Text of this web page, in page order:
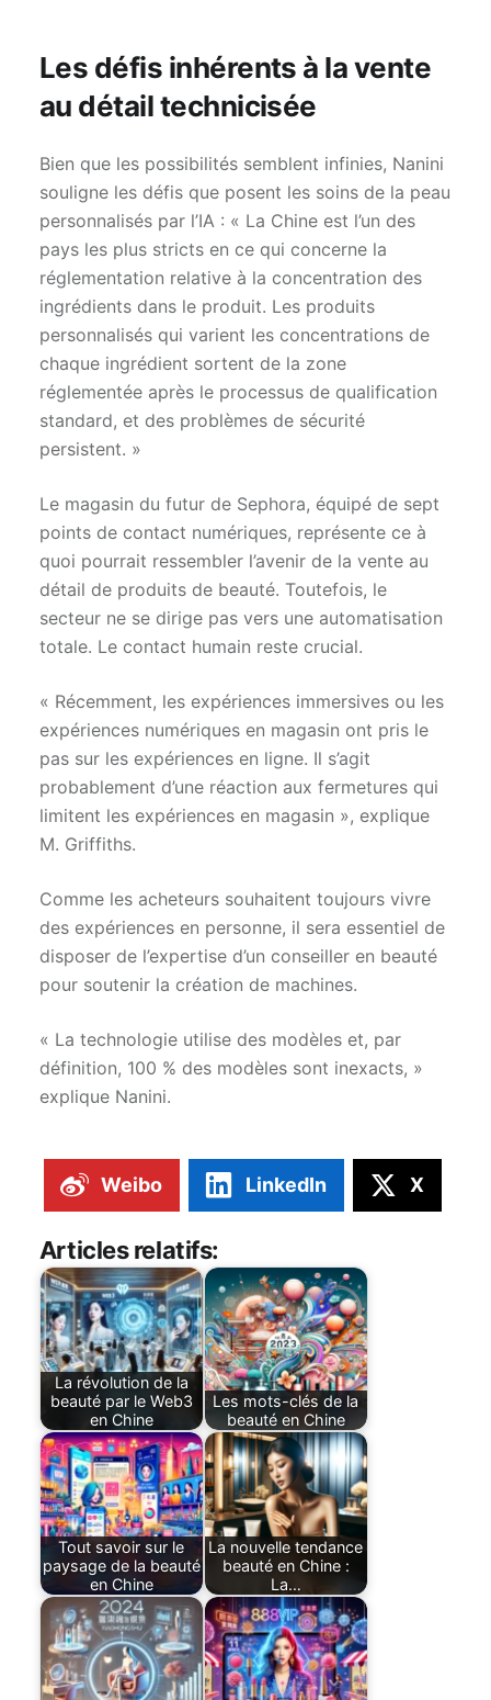
Les défis inhérents à la vente
au détail technicisée
Bien que les possibilités semblent infinies, Nanini
souligne les défis que posent les soins de la peau
personnalisés par l’IA : « La Chine est l’un des
pays les plus stricts en ce qui concerne la
réglementation relative à la concentration des
ingrédients dans le produit. Les produits
personnalisés qui varient les concentrations de
chaque ingrédient sortent de la zone
réglementée après le processus de qualification
standard, et des problèmes de sécurité
persistent. »
Le magasin du futur de Sephora, équipé de sept
points de contact numériques, représente ce à
quoi pourrait ressembler l’avenir de la vente au
détail de produits de beauté. Toutefois, le
secteur ne se dirige pas vers une automatisation
totale. Le contact humain reste crucial.
« Récemment, les expériences immersives ou les
expériences numériques en magasin ont pris le
pas sur les expériences en ligne. Il s’agit
probablement d’une réaction aux fermetures qui
limitent les expériences en magasin », explique
M. Griffiths.
Comme les acheteurs souhaitent toujours vivre
des expériences en personne, il sera essentiel de
disposer de l’expertise d’un conseiller en beauté
pour soutenir la création de machines.
« La technologie utilise des modèles et, par
définition, 100 % des modèles sont inexacts, »
explique Nanini.
Weibo LinkedIn X
Articles relatifs:
La révolution de la
beauté par le Web3
en Chine
Les mots-clés de la
beauté en Chine
Tout savoir sur le
paysage de la beauté
en Chine
La nouvelle tendance
beauté en Chine :
La…